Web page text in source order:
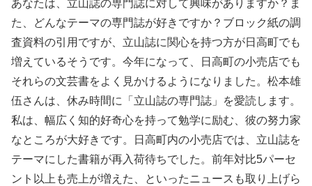
あなたは、立山誌の専門誌に対して興味がありますか？ま
た、どんなテーマの専門誌が好きですか？ブロック紙の調
査資料の引用ですが、立山誌に関心を持つ方が日高町でも
増えているそうです。今年になって、日高町の小売店でも
それらの文芸書をよく見かけるようになりました。松本雄
伍さんは、休み時間に「立山誌の専門誌」を愛読します。
私は、幅広く知的好奇心を持って勉学に励む、彼の努力家
なところが大好きです。日高町内の小売店では、立山誌を
テーマにした書籍が再入荷待ちでした。前年対比5パーセ
ント以上も売上が増えた、といったニュースも取り上げら